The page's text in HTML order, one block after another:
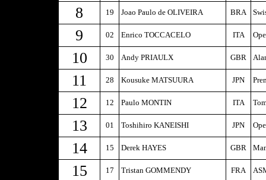
8 19 Joao Paulo de OLIVEIRA BRA
9 02 Enrico TOCCACELO ITA
10 30 Andy PRIAULX GBR
11 28 Kousuke MATSUURA JPN
12 12 Paulo MONTIN ITA
13 01 Toshihiro KANEISHI JPN
14 15 Derek HAYES GBR
15 17 Tristan GOMMENDY FRA